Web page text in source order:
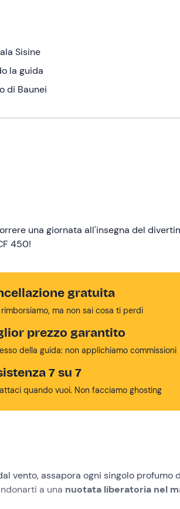
Sisine
la guida
di Baunei
una giornata all'insegna del
450!
gratuita
ma non sai cosa ti perdi
prezzo garantito
della guida: non applichiamo commissioni
7 su 7
quando vuoi. Non facciamo ghosting
vento, assapora ogni singolo profumo
a una nuotata liberatoria nel